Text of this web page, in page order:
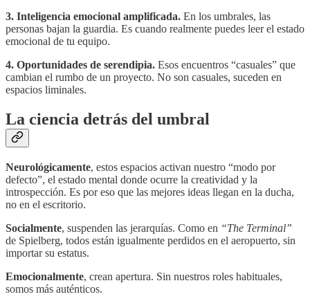
3. Inteligencia emocional amplificada. En los umbrales, las
personas bajan la guardia. Es cuando realmente puedes leer el estado
emocional de tu equipo.
4. Oportunidades de serendipia. Esos encuentros “casuales” que
cambian el rumbo de un proyecto. No son casuales, suceden en
espacios liminales.
La ciencia detrás del umbral
Neurológicamente, estos espacios activan nuestro “modo por
defecto”, el estado mental donde ocurre la creatividad y la
introspección. Es por eso que las mejores ideas llegan en la ducha,
no en el escritorio.
Socialmente, suspenden las jerarquías. Como en “The Terminal”
de Spielberg, todos están igualmente perdidos en el aeropuerto, sin
importar su estatus.
Emocionalmente, crean apertura. Sin nuestros roles habituales,
somos más auténticos.